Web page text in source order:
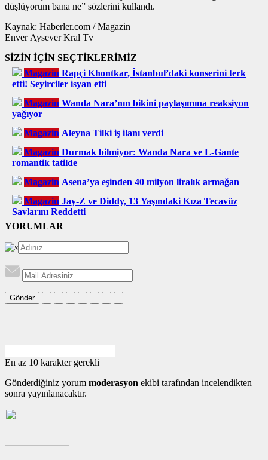
düşlüyorum bana ne” sözlerini kullandı.
Kaynak: Haberler.com / Magazin
Enver Aysever Kral Tv
SİZİN İÇİN SEÇTİKLERİMİZ
Magazin Rapçi Khontkar, İstanbul’daki konserini terk
etti! Seyirciler isyan etti
Magazin Wanda Nara’nın bikini paylaşımına reaksiyon
yağıyor
Magazin Aleyna Tilki iş ilanı verdi
Magazin Durmak bilmiyor: Wanda Nara ve L-Gante
romantik tatilde
Magazin Asena’ya eşinden 40 milyon liralık armağan
Magazin Jay-Z ve Diddy, 13 Yaşındaki Kıza Tecavüz
Savlarını Reddetti
YORUMLAR
Gönder
En az 10 karakter gerekli
Gönderdiğiniz yorum moderasyon ekibi tarafından incelendikten
sonra yayınlanacaktır.